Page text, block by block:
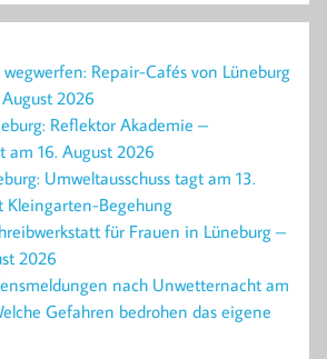
Repair-Cafés von Lüneburg
2026
Reflektor Akademie –
am 16. August 2026
Umweltausschuss tagt am 13.
Kleingarten-Begehung
für Frauen in Lüneburg –
2026
nach Unwetternacht am
Gefahren bedrohen das eigene